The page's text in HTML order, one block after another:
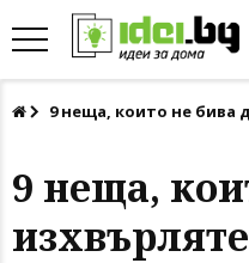
9 неща, които не бива
9 неща,